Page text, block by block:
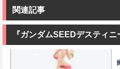
関連記事
『ガンダムSEEDデスティ